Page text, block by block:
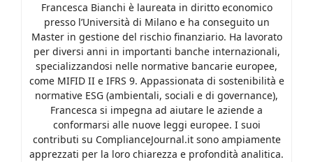
Francesca Bianchi è laureata in diritto economico
presso l’Università di Milano e ha conseguito un
Master in gestione del rischio finanziario. Ha lavorato
per diversi anni in importanti banche internazionali,
specializzandosi nelle normative bancarie europee,
come MIFID II e IFRS 9. Appassionata di sostenibilità e
normative ESG (ambientali, sociali e di governance),
Francesca si impegna ad aiutare le aziende a
conformarsi alle nuove leggi europee. I suoi
contributi su ComplianceJournal.it sono ampiamente
apprezzati per la loro chiarezza e profondità analitica.